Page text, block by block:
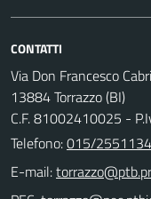
CONTATTI
Via Don Francesco
13884 Torrazzo (BI)
C.F. 81002410025 -
Telefono:015/2551134
E-mail: